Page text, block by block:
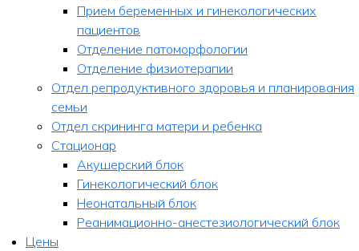
Прием беременных и гинекологических
пациентов
Отделение патоморфологии
Отделение физиотерапии
Отдел репродуктивного здоровья и планирования
семьи
Отдел скрининга матери и ребенка
Стационар
Акушерский блок
Гинекологический блок
Неонатальный блок
Реанимационно-анестезиологический блок
Цены